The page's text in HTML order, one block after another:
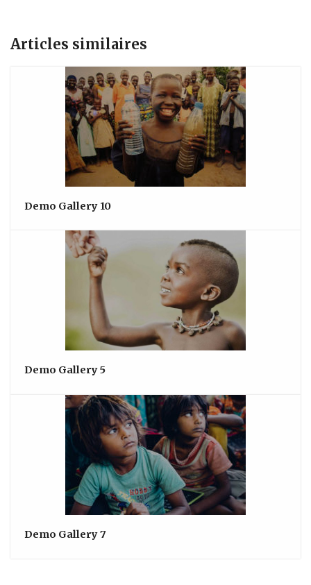
Articles similaires
Demo Gallery 10
Demo Gallery 5
Demo Gallery 7